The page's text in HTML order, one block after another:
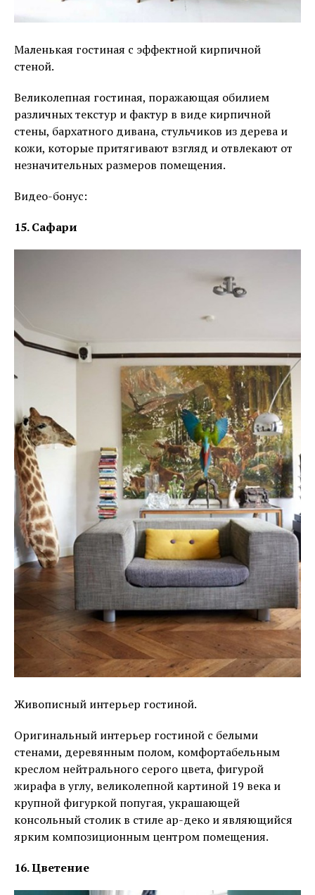
Маленькая гостиная с эффектной кирпичной
стеной.
Великолепная гостиная, поражающая обилием
различных текстур и фактур в виде кирпичной
стены, бархатного дивана, стульчиков из дерева и
кожи, которые притягивают взгляд и отвлекают от
незначительных размеров помещения.
Видео-бонус:
15. Сафари
Живописный интерьер гостиной.
Оригинальный интерьер гостиной с белыми
стенами, деревянным полом, комфортабельным
креслом нейтрального серого цвета, фигурой
жирафа в углу, великолепной картиной 19 века и
крупной фигуркой попугая, украшающей
консольный столик в стиле ар-деко и являющийся
ярким композиционным центром помещения.
16. Цветение